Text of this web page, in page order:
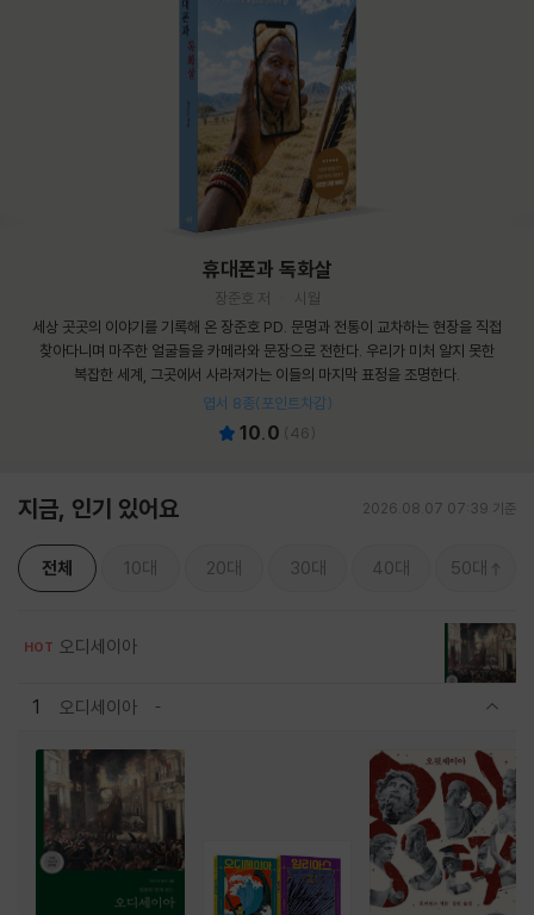
휴대폰과 독화살
장준호 저
시월
세상 곳곳의 이야기를 기록해 온 장준호 PD. 문명과 전통이 교차하는 현장을 직접
찾아다니며 마주한 얼굴들을 카메라와 문장으로 전한다. 우리가 미처 알지 못한
복잡한 세계, 그곳에서 사라져가는 이들의 마지막 표정을 조명한다.
엽서 8종(포인트차감)
10.0 (46)
지금, 인기 있어요 2026.08.07 07:39 기준
전체 10대 20대 30대 40대 50대
HOT 오디세이아
1 오디세이아